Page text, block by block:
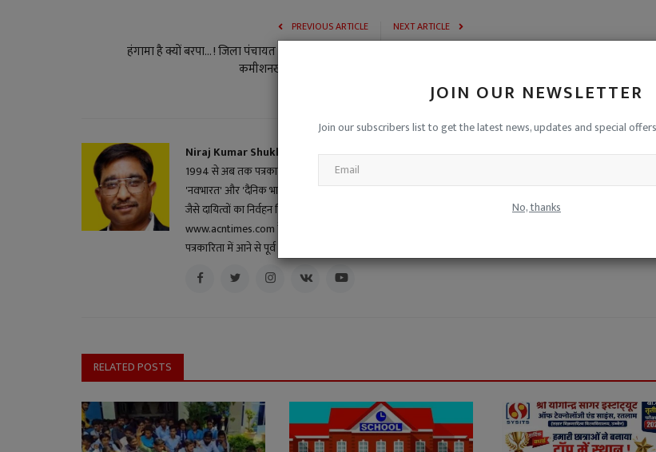
JOIN OUR NEWSLETTER
Join our subscribers list to get the latest news, updates and special
No, thanks
PREVIOUS ARTICLE
हंगामा है क्यों बरपा... ! जिला पंचायत अध्यक्ष और सीईओ पर
कमीशनखोरी का आरोप, अध्य...
NEXT ARTICLE
Niraj Kumar Shukla
1994 से अब तक पत्रकारिता के क्षेत्र में सक्रिय। इस दौरान सांध्य दैनिक 'रतलाम दर्शन' और हिंदी दैनिक 'साभार दर्शन', 'चेतना',
'नवभारत' और 'दैनिक भास्कर' सहित विभिन्न समाचार-पत्रों और पत्रिकाओं में पूर्णकालिक संवाददाता, उप-संपादक और समाचार
जैसे दायित्वों का निर्वहन किया। हिंदी ब्लॉगर और स्वतंत्र लेखन के क्षेत्र में निरंतर सक्रिय रहते हुए वर्तमान में समाचार पोर्टल
www.acntimes.com के मुख्य संपादक के दायित्व में। वर्ष 2011 से अब तक मप्र सरकार से राज्य स्तरीय अधिमान्यता प्राप्त
पत्रकारिता में आने से पूर्व और बाद के कुछ वर्षों तक अध्यापन भी किया।
RELATED POSTS